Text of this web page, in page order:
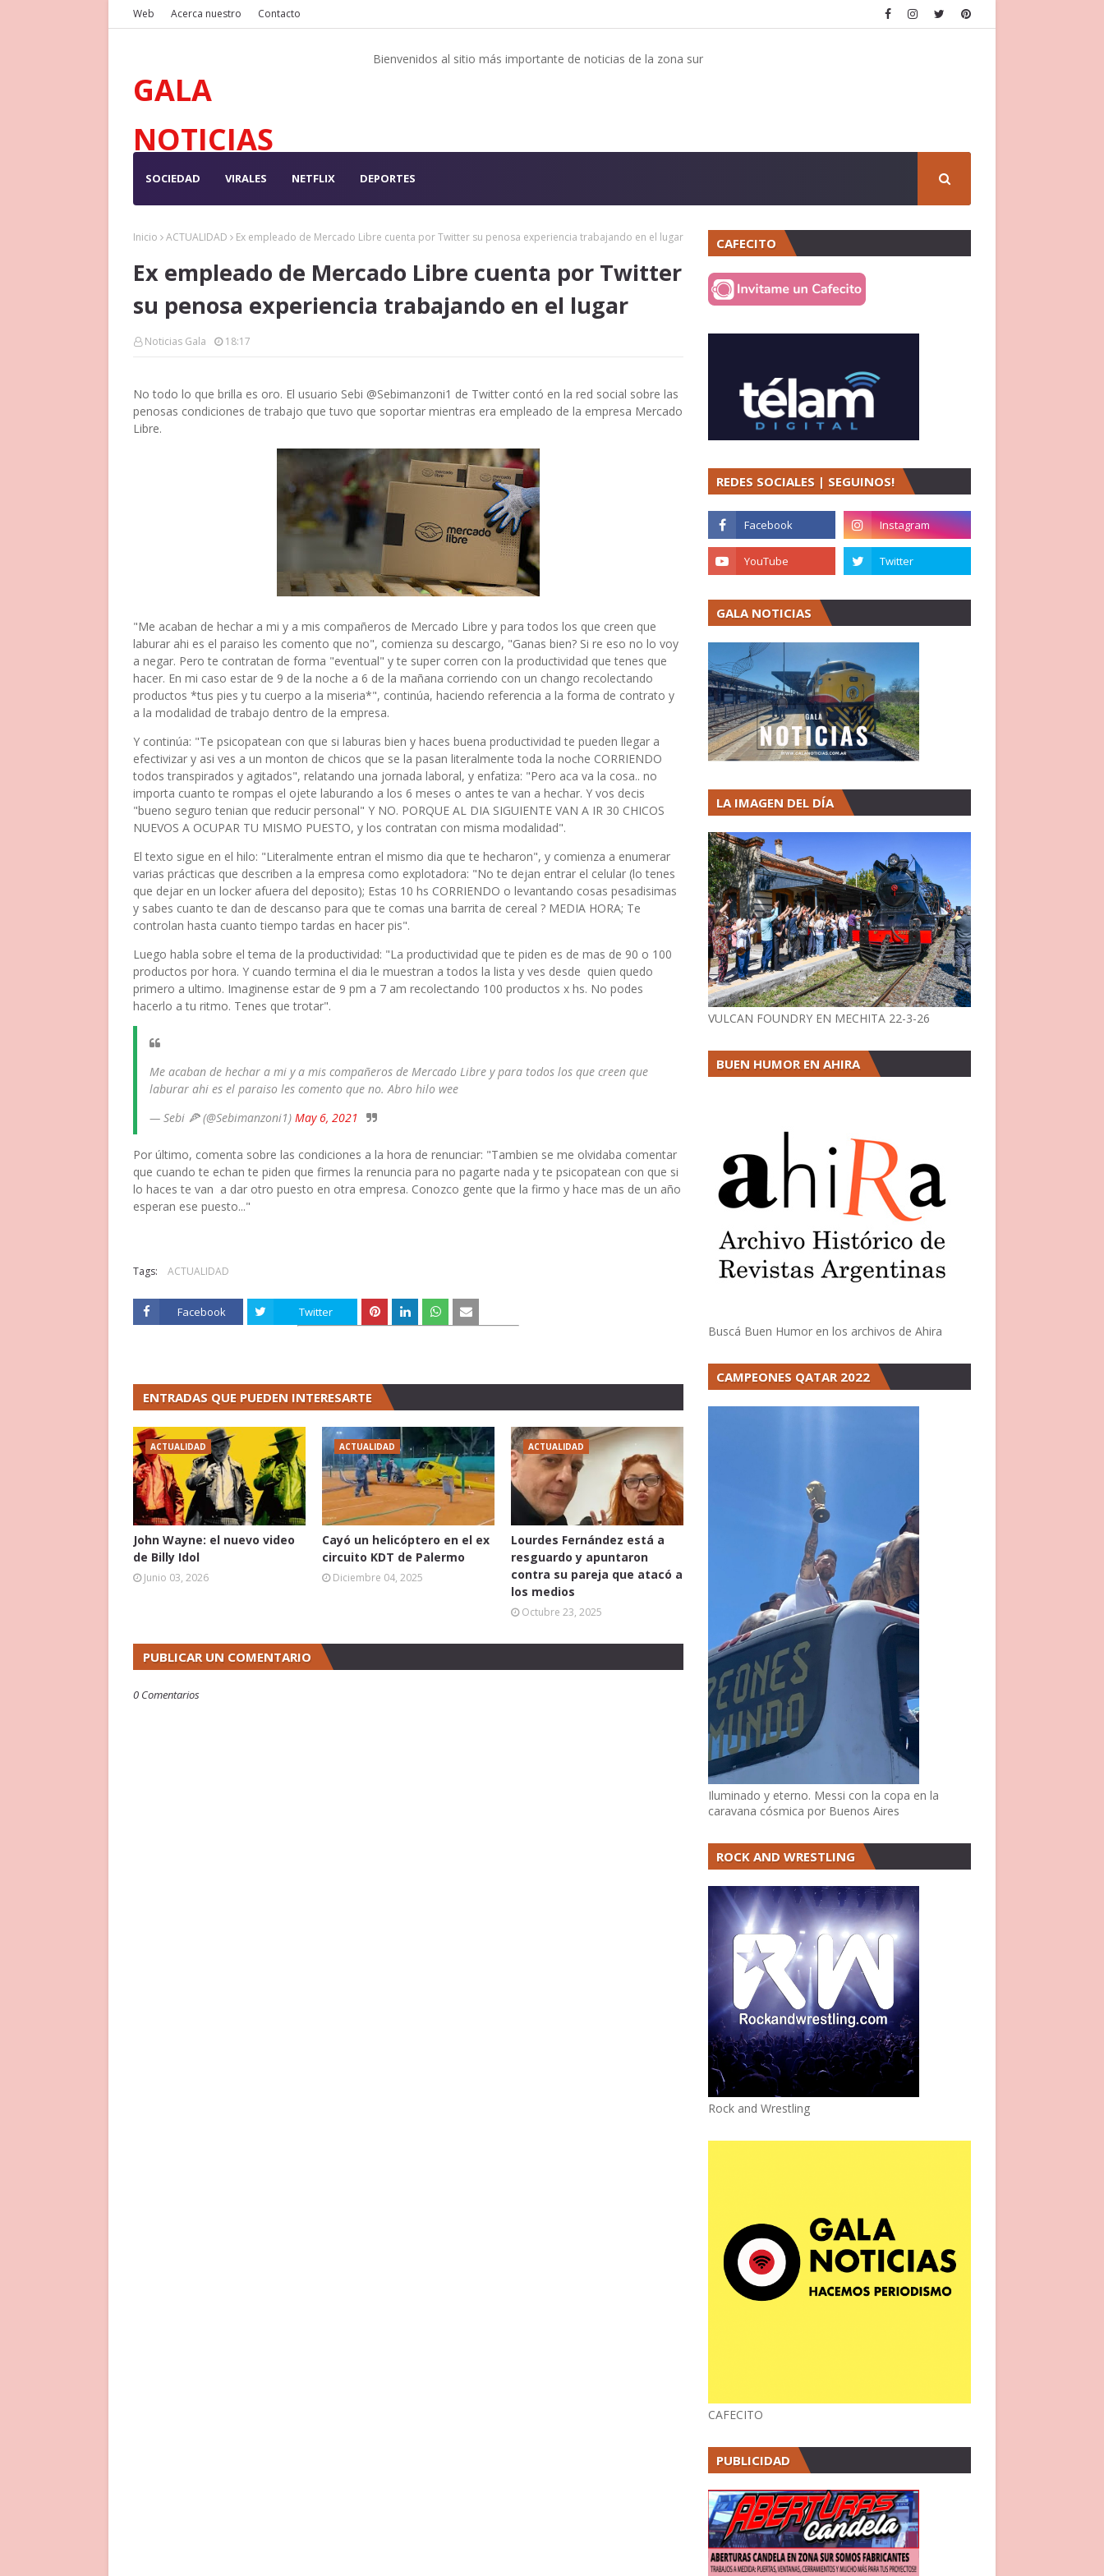
Web Acerca nuestro Contacto
GALA
NOTICIAS
Bienvenidos al sitio más importante de noticias de la zona sur
SOCIEDAD VIRALES NETFLIX DEPORTES
Inicio ACTUALIDAD Ex empleado de Mercado Libre cuenta por Twitter su penosa experiencia trabajando en el lugar
Ex empleado de Mercado Libre cuenta por Twitter
su penosa experiencia trabajando en el lugar
Noticias Gala 18:17
No todo lo que brilla es oro. El usuario Sebi @Sebimanzoni1 de Twitter contó en la red social sobre las
penosas condiciones de trabajo que tuvo que soportar mientras era empleado de la empresa Mercado
Libre.
"Me acaban de hechar a mi y a mis compañeros de Mercado Libre y para todos los que creen que
laburar ahi es el paraiso les comento que no", comienza su descargo, "Ganas bien? Si re eso no lo voy
a negar. Pero te contratan de forma "eventual" y te super corren con la productividad que tenes que
hacer. En mi caso estar de 9 de la noche a 6 de la mañana corriendo con un chango recolectando
productos *tus pies y tu cuerpo a la miseria*", continúa, haciendo referencia a la forma de contrato y
a la modalidad de trabajo dentro de la empresa.
Y continúa: "Te psicopatean con que si laburas bien y haces buena productividad te pueden llegar a
efectivizar y asi ves a un monton de chicos que se la pasan literalmente toda la noche CORRIENDO
todos transpirados y agitados", relatando una jornada laboral, y enfatiza: "Pero aca va la cosa.. no
importa cuanto te rompas el ojete laburando a los 6 meses o antes te van a hechar. Y vos decis
"bueno seguro tenian que reducir personal" Y NO. PORQUE AL DIA SIGUIENTE VAN A IR 30 CHICOS
NUEVOS A OCUPAR TU MISMO PUESTO, y los contratan con misma modalidad".
El texto sigue en el hilo: "Literalmente entran el mismo dia que te hecharon", y comienza a enumerar
varias prácticas que describen a la empresa como explotadora: "No te dejan entrar el celular (lo tenes
que dejar en un locker afuera del deposito); Estas 10 hs CORRIENDO o levantando cosas pesadisimas
y sabes cuanto te dan de descanso para que te comas una barrita de cereal ? MEDIA HORA; Te
controlan hasta cuanto tiempo tardas en hacer pis".
Luego habla sobre el tema de la productividad: "La productividad que te piden es de mas de 90 o 100
productos por hora. Y cuando termina el dia le muestran a todos la lista y ves desde quien quedo
primero a ultimo. Imaginense estar de 9 pm a 7 am recolectando 100 productos x hs. No podes
hacerlo a tu ritmo. Tenes que trotar".
Me acaban de hechar a mi y a mis compañeros de Mercado Libre y para todos los que creen que
laburar ahi es el paraiso les comento que no. Abro hilo wee
— Sebi 🍕 (@Sebimanzoni1) May 6, 2021
Por último, comenta sobre las condiciones a la hora de renunciar: "Tambien se me olvidaba comentar
que cuando te echan te piden que firmes la renuncia para no pagarte nada y te psicopatean con que si
lo haces te van a dar otro puesto en otra empresa. Conozco gente que la firmo y hace mas de un año
esperan ese puesto..."
Tags: ACTUALIDAD
Facebook Twitter
ENTRADAS QUE PUEDEN INTERESARTE
ACTUALIDAD
John Wayne: el nuevo video
de Billy Idol
Junio 03, 2026
ACTUALIDAD
Cayó un helicóptero en el ex
circuito KDT de Palermo
Diciembre 04, 2025
ACTUALIDAD
Lourdes Fernández está a
resguardo y apuntaron
contra su pareja que atacó a
los medios
Octubre 23, 2025
PUBLICAR UN COMENTARIO
0 Comentarios
CAFECITO
REDES SOCIALES | SEGUINOS!
GALA NOTICIAS
LA IMAGEN DEL DÍA
VULCAN FOUNDRY EN MECHITA 22-3-26
BUEN HUMOR EN AHIRA
Buscá Buen Humor en los archivos de Ahira
CAMPEONES QATAR 2022
Iluminado y eterno. Messi con la copa en la
caravana cósmica por Buenos Aires
ROCK AND WRESTLING
Rock and Wrestling
CAFECITO
PUBLICIDAD